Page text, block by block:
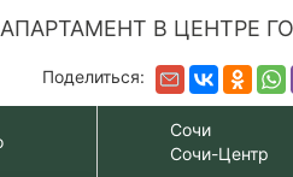
В ЦЕНТРЕ
Поделиться:
Сочи
Сочи-Центр